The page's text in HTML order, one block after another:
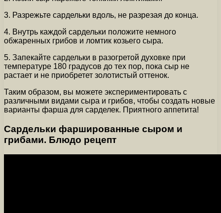
3. Разрежьте сардельки вдоль, не разрезая до конца.
4. Внутрь каждой сардельки положите немного
обжаренных грибов и ломтик козьего сыра.
5. Запекайте сардельки в разогретой духовке при
температуре 180 градусов до тех пор, пока сыр не
растает и не приобретет золотистый оттенок.
Таким образом, вы можете экспериментировать с
различными видами сыра и грибов, чтобы создать новые
варианты фарша для сарделек. Приятного аппетита!
Сардельки фаршированные сыром и
грибами. Блюдо рецепт